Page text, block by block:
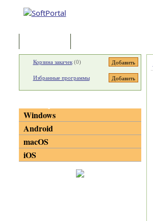
Корзина закачек(0)
Избранные программы
Windows
Android
macOS
iOS